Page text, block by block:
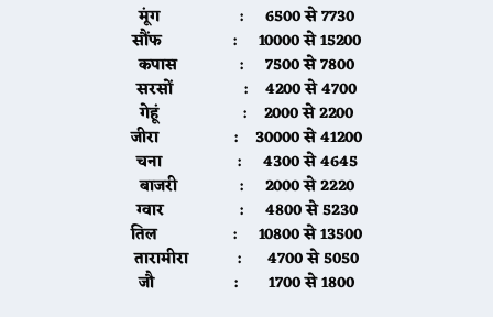
मूंग :
6500 से 7730
सौंफ : 10000 से 15200
कपास :
7500 से 7800
सरसों :
4200 से 4700
गेहूं : 2000 से 2200
जीरा : 30000 से 41200
चना : 4300 से 4645
बाजरी :
2000 से 2220
ग्वार :
4800 से 5230
तिल :
10800 से 13500
तारामीरा :
4700 से 5050
जौ :
1700 से 1800